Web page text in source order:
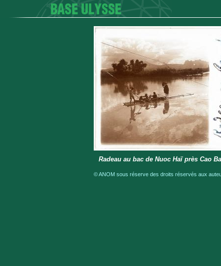
Radeau au bac de Nuoc Haï près Cao
© ANOM sous réserve des droits réservés aux